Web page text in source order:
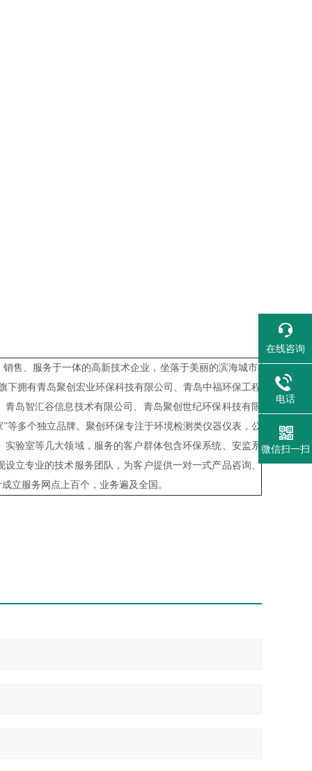
售、服务于一体的高新技术企业，坐落于美丽的滨海城市-
拥有青岛聚创宏业环保科技有限公司、青岛中福环保工程
岛智汇谷信息技术有限公司、青岛聚创世纪环保科技有限
”等多个独立品牌。聚创环保专注于环境检测类仪器仪表，公
验室等几大领域，服务的客户群体包含环保系统、安监系
立专业的技术服务团队，为客户提供一对一式产品咨询、
立服务网点上百个，业务遍及全国。
在线咨询
电话
微信扫一扫